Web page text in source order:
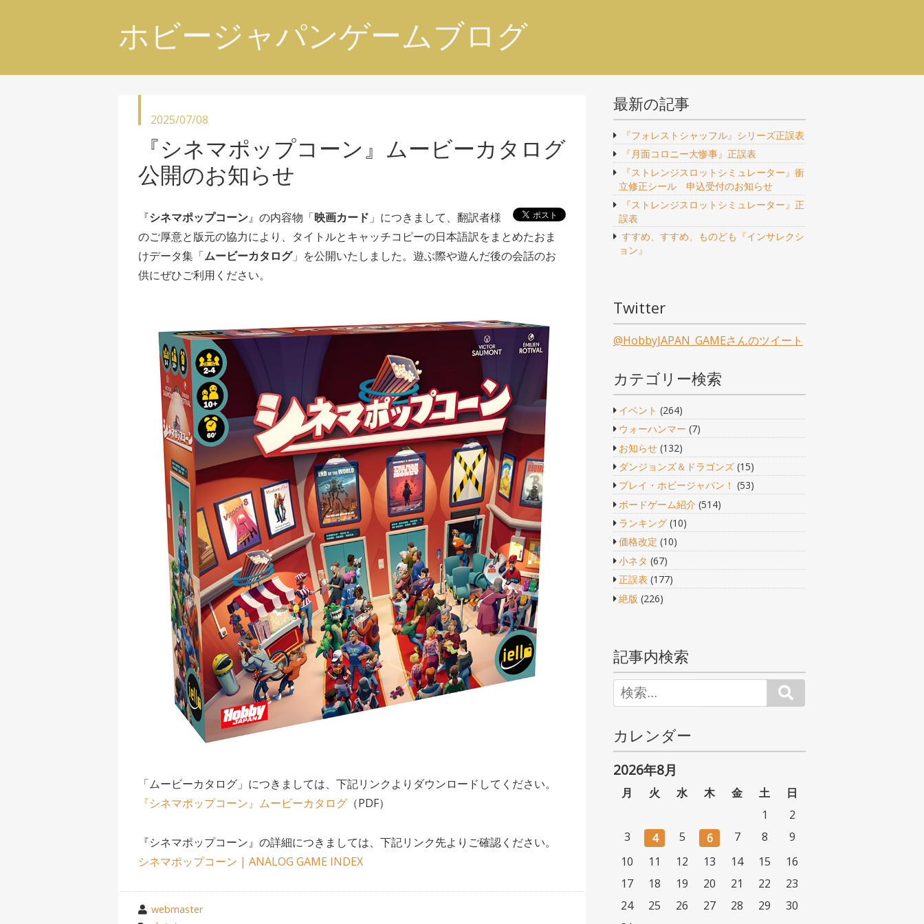
ホビージャパンゲームブログ
投
日
2025/07/08
『シネマポップコーン』ムービーカタログ
公開のお知らせ
『シネマポップコーン』の内容物「映画カード 」につきまして、翻訳者様
のご厚意と版元の協力により、タイトルとキャッチコピーの日本語訳をまとめたおま
けデータ集「ムービーカタログ」を公開いたしました。遊ぶ際や遊んだ後の会話のお
供にぜひご利用ください。
「ムービーカタログ」につきましては、下記リンクよりダウンロードしてください。
『シネマポップコーン』ムービーカタログ（PDF）
『シネマポップコーン』の詳細につきましては、下記リンク先よりご確認ください。
シネマポップコーン | ANALOG GAME INDEX
投webmaster
最新の記事
『フォレストシャッフル』シリーズ正誤表
『月面コロニー大惨事』正誤表
『ストレンジスロットシミュレーター』衝
立修正シール 申込受付のお知らせ
『ストレンジスロットシミュレーター』正
誤表
すすめ、すすめ、ものども『インサレクシ
ョン』
Twitter
@HobbyJAPAN_GAMEさんのツイート
カテゴリー検索
イベント (264)
ウォーハンマー (7)
お知らせ(132)
ダンジョンズ＆ドラゴンズ(15)
プレイ・ホビージャパン！ (53)
ボードゲーム紹介 (514)
ランキング(10)
価格改定 (10)
小ネタ (67)
正誤表 (177)
絶版 (226)
記事内検索
カレンダー
2026年8月
月 火 水 木 金 土
日
1
2
3
4 5 6 7 8
9
10
11 12 13 14 15
16
17
18 19 20 21 22
23
24
25 26 27 28 29
30